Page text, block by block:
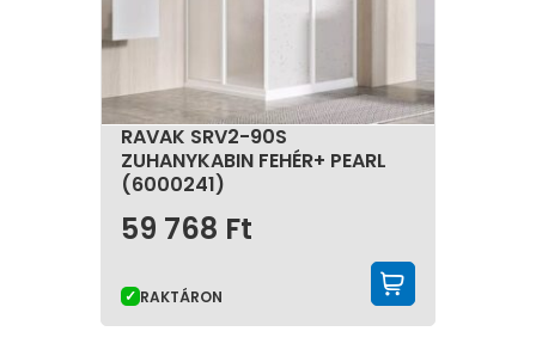
RAVAK SRV2-90S
ZUHANYKABIN FEHÉR+ PEARL
(6000241)
59 768 Ft
RAKTÁRON